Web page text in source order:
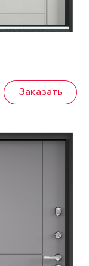
Заказать